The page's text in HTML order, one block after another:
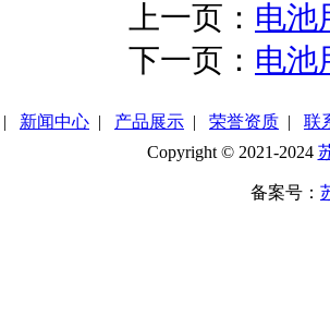
上一页： 电池
下一页： 电池
| 新闻中心 | 产品展示 | 荣誉资质 | 联
Copyright © 2021-2024
备案号：